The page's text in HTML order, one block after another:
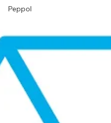
Peppol